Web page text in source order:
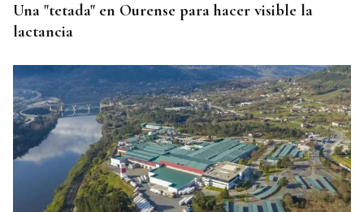
Una "tetada" en Ourense para hacer visible la
lactancia